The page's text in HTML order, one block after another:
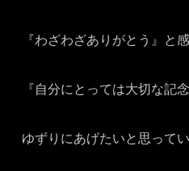
『わざわざありがとう』と
『自分にとっては大切な記
ゆずりにあげたいと思って